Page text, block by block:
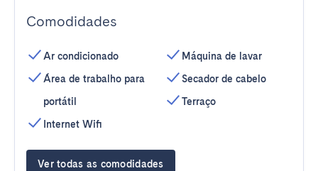
Comodidades
Ar condicionado
Área de trabalho para
portátil
Internet Wifi
Máquina de lavar
Secador de cabelo
Terraço
Ver todas as comodidades